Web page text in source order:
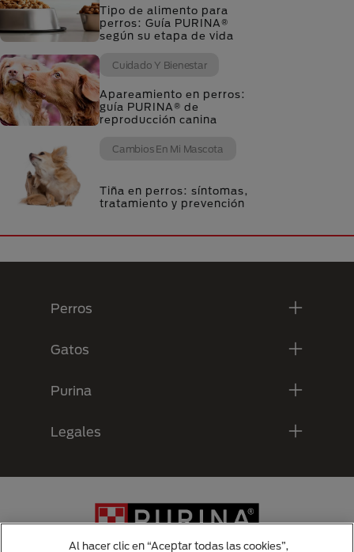
Tipo de alimento para
perros: Guía PURINA®
según su etapa de vida
Cuidado Y Bienestar
Apareamiento en perros:
guía PURINA® de
reproducción canina
Cambios En Mi Mascota
Tiña en perros: síntomas,
tratamiento y prevención
Perros
Gatos
Purina
Legales
Al hacer clic en “Aceptar todas las cookies”,